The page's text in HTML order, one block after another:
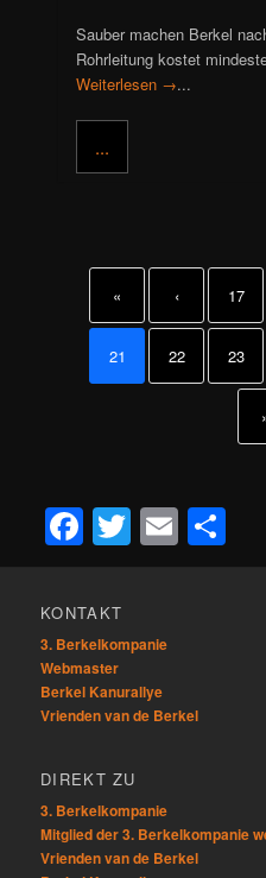
Sauber machen Berkel
Rohrleitung kostet
Weiterlesen →...
...
« ‹ 17
21 22 23
Facebook
Twitter
Email
KONTAKT
3. Berkelkompanie
Webmaster
Berkel Kanurallye
Vrienden van de Berkel
DIREKT ZU
3. Berkelkompanie
Mitglied der 3. Berkelkompanie
Vrienden van de Berkel